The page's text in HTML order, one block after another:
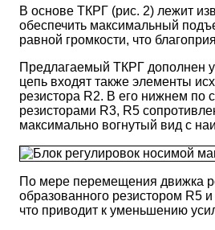
В основе ТКРГ (рис. 2) лежит
обеспечить максимальный
равной громкости, что
Предлагаемый ТКРГ дополнен
цепь входят также элементы
резистора R2. В его нижнем по
резисторами R3, R5
максимально вогнутый вид с
По мере перемещения движка
образованного резистором R5
что приводит к уменьшению